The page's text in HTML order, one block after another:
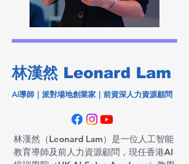
林漢然Leonard Lam
AI導師｜派對場地創業家｜前資深人力資源顧問
林漢然（Leonard Lam）是一位人工智能
教育導師及前人力資源顧問，現任香港AI